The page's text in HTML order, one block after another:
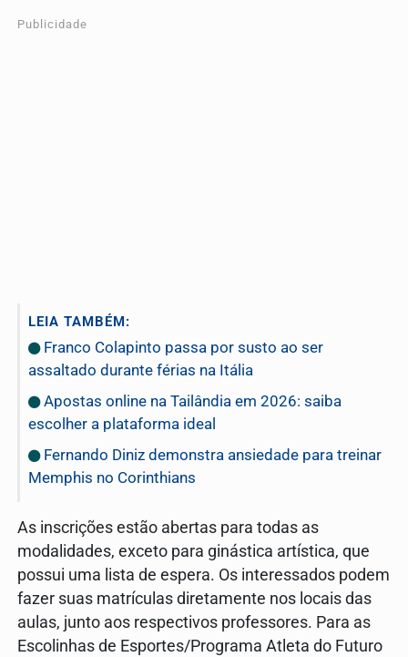
Publicidade
LEIA TAMBÉM:
Franco Colapinto passa por susto ao ser
assaltado durante férias na Itália
Apostas online na Tailândia em 2026: saiba
escolher a plataforma ideal
Fernando Diniz demonstra ansiedade para treinar
Memphis no Corinthians
As inscrições estão abertas para todas as
modalidades, exceto para ginástica artística, que
possui uma lista de espera. Os interessados podem
fazer suas matrículas diretamente nos locais das
aulas, junto aos respectivos professores. Para as
Escolinhas de Esportes/Programa Atleta do Futuro